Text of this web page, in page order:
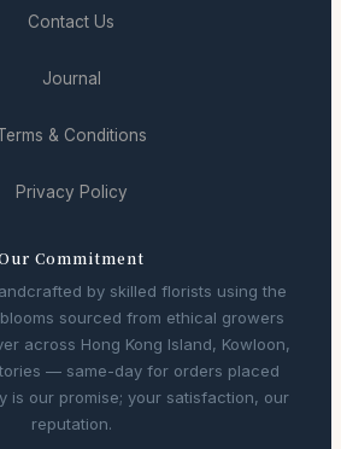
Contact Us
Journal
& Conditions
Privacy Policy
Commitment
by skilled florists using the
sourced from ethical growers
across Hong Kong Island, Kowloon,
— same-day for orders placed
is our promise; your satisfaction, our
reputation.